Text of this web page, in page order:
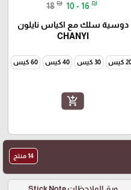
18 ₪ 10 - 16 ₪
دوسية سلك مع اكياس نايلون
CHANYI
كيس 30 كيس 40 كيس 60 كيس
add_shopping_cart
14 منتج